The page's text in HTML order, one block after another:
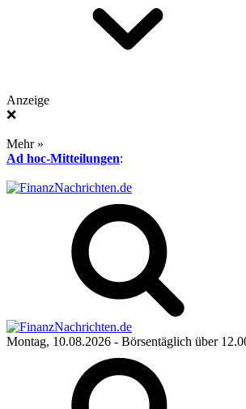
Anzeige
❌
Mehr »
Ad hoc-Mitteilungen:
Montag, 10.08.2026 - Börsentäglich über